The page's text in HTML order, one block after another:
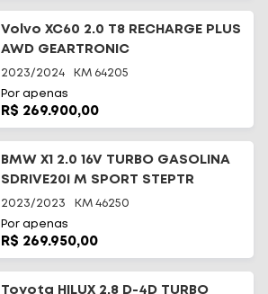
Volvo XC60 2.0 T8 RECHARGE PLUS
AWD GEARTRONIC
2023/2024 KM 64205
Por apenas
R$ 269.900,00
BMW X1 2.0 16V TURBO GASOLINA
SDRIVE20I M SPORT STEPTR
2023/2023 KM 46250
Por apenas
R$ 269.950,00
Toyota HILUX 2.8 D-4D TURBO